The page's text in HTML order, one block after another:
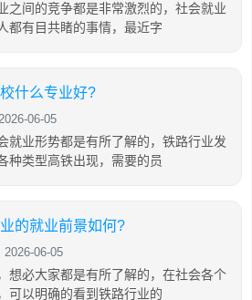
之间的竞争都是非常激烈的，社会就业
都有目共睹的事情，最近字
什么专业好?
06-05
就业形势都是有所了解的，铁路行业发
种类型高铁出现，需要的员
的就业前景如何?
2026-06-05
想必大家都是有所了解的，在社会各个
可以明确的看到铁路行业的